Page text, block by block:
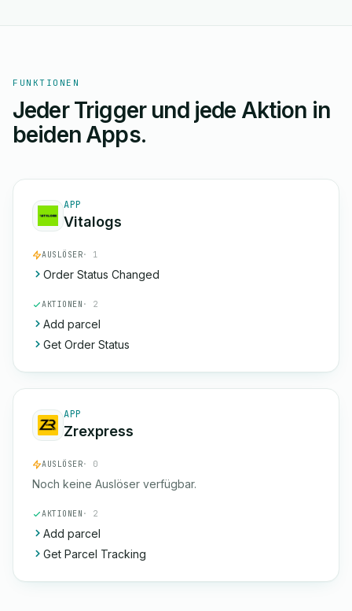
FUNKTIONEN
Jeder Trigger und jede Aktion in
beiden Apps.
APP
Vitalogs
AUSLÖSER· 1
Order Status Changed
AKTIONEN · 2
Add parcel
Get Order Status
APP
Zrexpress
AUSLÖSER· 0
Noch keine Auslöser verfügbar.
AKTIONEN · 2
Add parcel
Get Parcel Tracking